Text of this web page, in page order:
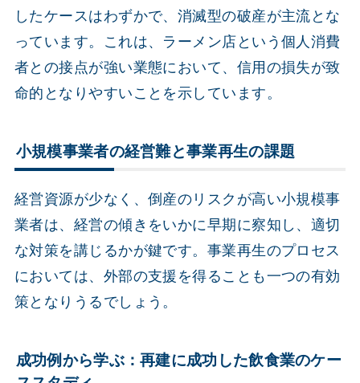
したケースはわずかで、消滅型の破産が主流とな
っています。これは、ラーメン店という個人消費
者との接点が強い業態において、信用の損失が致
命的となりやすいことを示しています。
小規模事業者の経営難と事業再生の課題
経営資源が少なく、倒産のリスクが高い小規模事
業者は、経営の傾きをいかに早期に察知し、適切
な対策を講じるかが鍵です。事業再生のプロセス
においては、外部の支援を得ることも一つの有効
策となりうるでしょう。
成功例から学ぶ：再建に成功した飲食業のケー